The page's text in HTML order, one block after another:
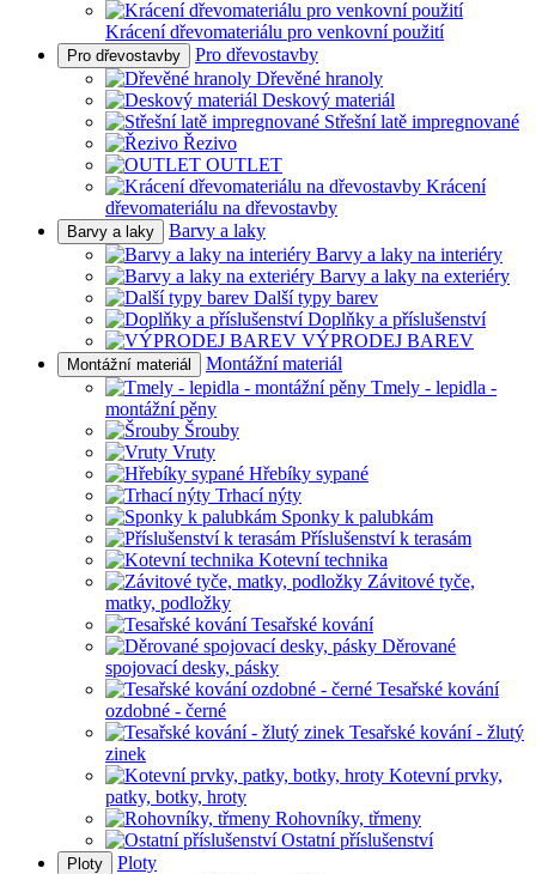
Krácení dřevomateriálu pro venkovní použití
Pro dřevostavby
Pro dřevostavby
Dřevěné hranoly
Deskový materiál
Střešní latě impregnované
Řezivo
OUTLET
Krácení
dřevomateriálu na dřevostavby
Barvy a laky
Barvy a laky
Barvy a laky na interiéry
Barvy a laky na exteriéry
Další typy barev
Doplňky a příslušenství
VÝPRODEJ BAREV
Montážní materiál
Montážní materiál
Tmely - lepidla -
montážní pěny
Šrouby
Vruty
Hřebíky sypané
Trhací nýty
Sponky k palubkám
Příslušenství k terasám
Kotevní technika
Závitové tyče,
matky, podložky
Tesařské kování
Děrované
spojovací desky, pásky
Tesařské kování
ozdobné - černé
Tesařské kování - žlutý
zinek
Kotevní prvky,
patky, botky, hroty
Rohovníky, třmeny
Ostatní příslušenství
Ploty
Ploty